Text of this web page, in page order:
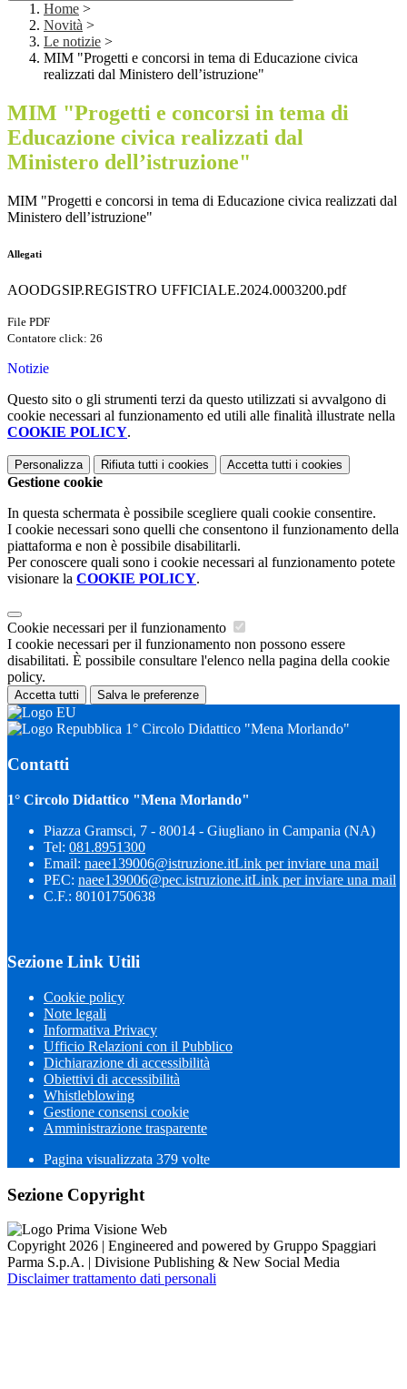
Home >
Novità >
Le notizie >
MIM "Progetti e concorsi in tema di Educazione civica
realizzati dal Ministero dell’istruzione"
MIM "Progetti e concorsi in tema di
Educazione civica realizzati dal
Ministero dell’istruzione"
MIM "Progetti e concorsi in tema di Educazione civica realizzati dal
Ministero dell’istruzione"
Allegati
AOODGSIP.REGISTRO UFFICIALE.2024.0003200.pdf
File PDF
Contatore click: 26
Notizie
Questo sito o gli strumenti terzi da questo utilizzati si avvalgono di
cookie necessari al funzionamento ed utili alle finalità illustrate nella
COOKIE POLICY.
Personalizza Rifiuta tutti i cookies Accetta tutti i cookies
Gestione cookie
In questa schermata è possibile scegliere quali cookie consentire.
I cookie necessari sono quelli che consentono il funzionamento della
piattaforma e non è possibile disabilitarli.
Per conoscere quali sono i cookie necessari al funzionamento potete
visionare la COOKIE POLICY.
Cookie necessari per il funzionamento
I cookie necessari per il funzionamento non possono essere
disabilitati. È possibile consultare l'elenco nella pagina della cookie
policy.
Accetta tutti Salva le preferenze
1° Circolo Didattico "Mena Morlando"
Contatti
1° Circolo Didattico "Mena Morlando"
Piazza Gramsci, 7 - 80014 - Giugliano in Campania (NA)
Tel: 081.8951300
Email: naee139006@istruzione.itLink per inviare una mail
PEC: naee139006@pec.istruzione.itLink per inviare una mail
C.F.: 80101750638
Sezione Link Utili
Cookie policy
Note legali
Informativa Privacy
Ufficio Relazioni con il Pubblico
Dichiarazione di accessibilità
Obiettivi di accessibilità
Whistleblowing
Gestione consensi cookie
Amministrazione trasparente
Pagina visualizzata 379 volte
Sezione Copyright
Copyright 2026 | Engineered and powered by Gruppo Spaggiari
Parma S.p.A. | Divisione Publishing & New Social Media
Disclaimer trattamento dati personali